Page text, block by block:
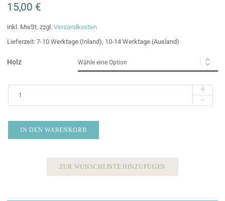
15,00 €
inkl. MwSt. zzgl. Versandkosten
Lieferzeit: 7-10 Werktage (Inland), 10-14 Werktage (Ausland)
Holz
IN DEN WARENKORB
ZUR WUNSCHLISTE HINZUFÜGEN